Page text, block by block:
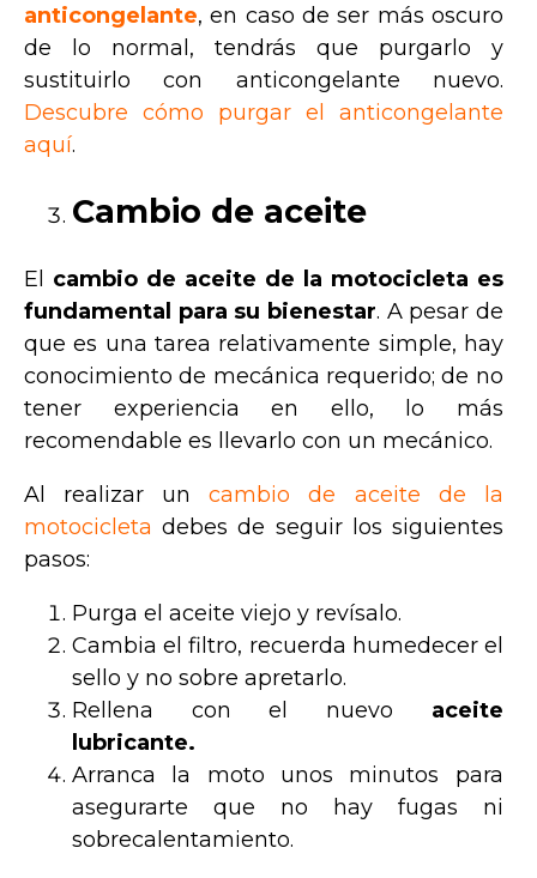
anticongelante, en caso de ser más oscuro
de lo normal, tendrás que purgarlo y
sustituirlo con anticongelante nuevo.
Descubre cómo purgar el anticongelante
aquí.
Cambio de aceite
El cambio de aceite de la motocicleta es
fundamental para su bienestar. A pesar de
que es una tarea relativamente simple, hay
conocimiento de mecánica requerido; de no
tener experiencia en ello, lo más
recomendable es llevarlo con un mecánico.
Al realizar uncambio de aceite de la
motocicleta debes de seguir los siguientes
pasos:
Purga el aceite viejo y revísalo.
Cambia el filtro, recuerda humedecer el
sello y no sobre apretarlo.
Rellena con el nuevo aceite
lubricante.
Arranca la moto unos minutos para
asegurarte que no hay fugas ni
sobrecalentamiento.